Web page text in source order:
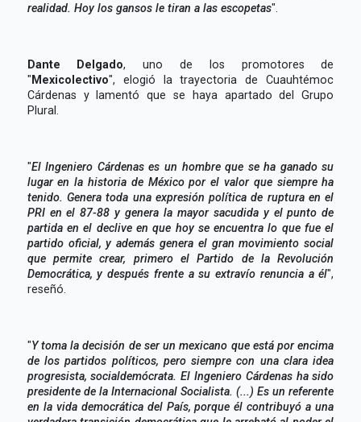
realidad. Hoy los gansos le tiran a las escopetas".
Dante Delgado, uno de los promotores de
"Mexicolectivo", elogió la trayectoria de Cuauhtémoc
Cárdenas y lamentó que se haya apartado del Grupo
Plural.
"El Ingeniero Cárdenas es un hombre que se ha ganado su
lugar en la historia de México por el valor que siempre ha
tenido. Genera toda una expresión política de ruptura en el
PRI en el 87-88 y genera la mayor sacudida y el punto de
partida en el declive en que hoy se encuentra lo que fue el
partido oficial, y además genera el gran movimiento social
que permite crear, primero el Partido de la Revolución
Democrática, y después frente a su extravío renuncia a él",
reseñó.
"Y toma la decisión de ser un mexicano que está por encima
de los partidos políticos, pero siempre con una clara idea
progresista, socialdemócrata. El Ingeniero Cárdenas ha sido
presidente de la Internacional Socialista. (...) Es un referente
en la vida democrática del País, porque él contribuyó a una